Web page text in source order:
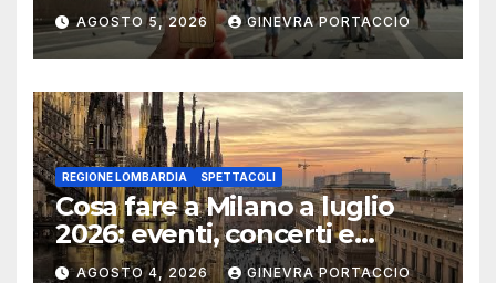
AGOSTO 5, 2026 GINEVRA PORTACCIO
REGIONE LOMBARDIA SPETTACOLI
Cosa fare a Milano a luglio
2026: eventi, concerti e
mostre
AGOSTO 4, 2026 GINEVRA PORTACCIO